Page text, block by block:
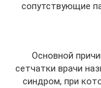
сопутствующие
Основной
сетчатки врачи
синдром, при